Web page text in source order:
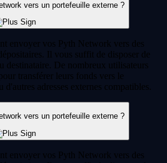
vers un portefeuille externe ?
envoyer vos Pyth Network vers des
Il vous suffit de disposer de
destinataire. De nombreux utilisateurs
transférer leurs fonds vers le
adresses externes compatibles.
vers un portefeuille externe ?
envoyer vos Pyth Network vers des